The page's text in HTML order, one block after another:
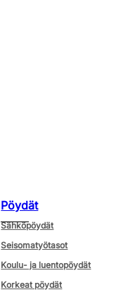
Pöydät
Sähköpöydät
Seisomatyötasot
Koulu- ja luentopöydät
Korkeat pöydät